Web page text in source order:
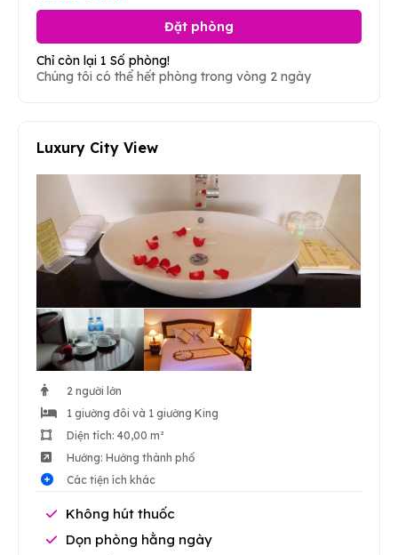
Đặt phòng
Chỉ còn lại 1 Số phòng!
Chúng tôi có thể hết phòng trong vòng 2 ngày
Luxury City View
2 người lớn
1 giường đôi và 1 giường King
Diện tích: 40,00 m²
Hướng: Hướng thành phố
Các tiện ích khác
Không hút thuốc
Dọn phòng hằng ngày